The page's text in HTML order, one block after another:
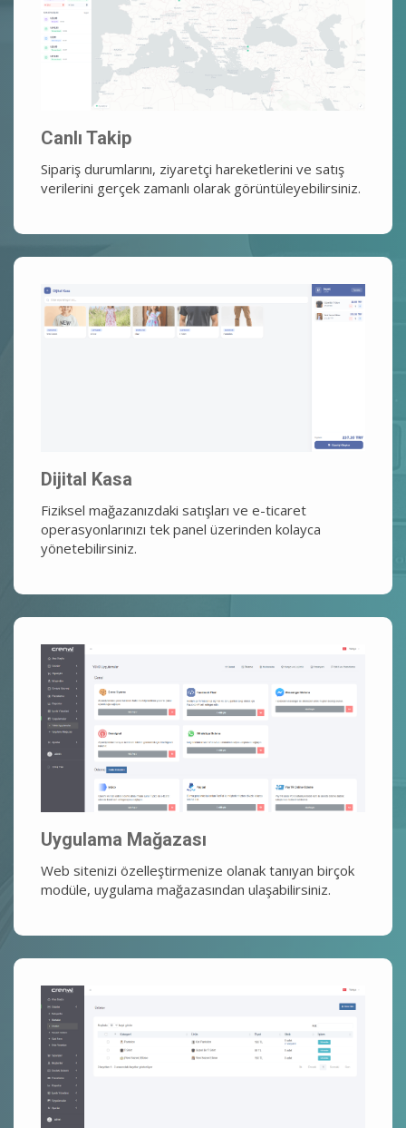
Canlı Takip
Sipariş durumlarını, ziyaretçi hareketlerini ve satış
verilerini gerçek zamanlı olarak görüntüleyebilirsiniz.
Dijital Kasa
Fiziksel mağazanızdaki satışları ve e-ticaret
operasyonlarınızı tek panel üzerinden kolayca
yönetebilirsiniz.
Uygulama Mağazası
Web sitenizi özelleştirmenize olanak tanıyan birçok
modüle, uygulama mağazasından ulaşabilirsiniz.